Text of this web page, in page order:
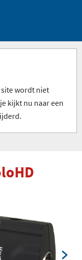
site wordt niet
kijkt nu naar een